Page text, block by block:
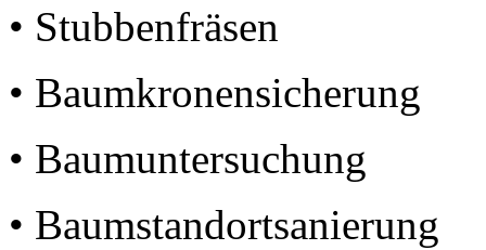
• Stubbenfräsen
• Baumkronensicherung
• Baumuntersuchung
• Baumstandortsanierung